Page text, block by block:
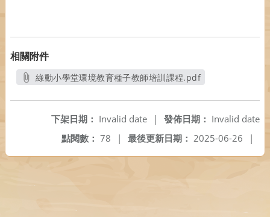
相關附件
綠動小學堂環境教育種子教師培訓課程.pdf
發佈日期： Invalid date
下架日期： Invalid date
|
最後更新日期： 2025-06-26 |
點閱數： 78 |